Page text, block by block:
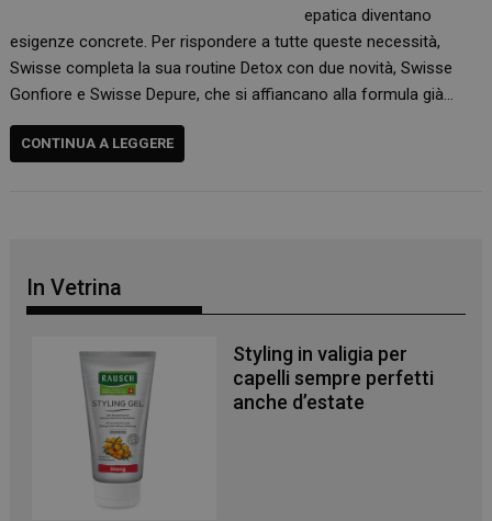
epatica diventano
esigenze concrete. Per rispondere a tutte queste necessità,
Swisse completa la sua routine Detox con due novità, Swisse
Gonfiore e Swisse Depure, che si affiancano alla formula già…
CONTINUA A LEGGERE
In Vetrina
Styling in valigia per
capelli sempre perfetti
anche d’estate